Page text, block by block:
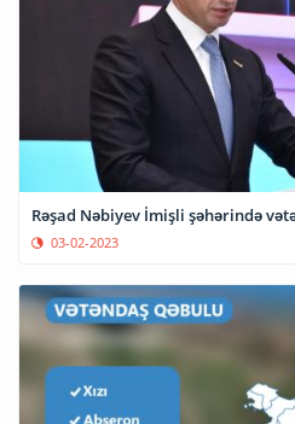
Rəşad Nəbiyev İmişli şəhərində
03-02-2023